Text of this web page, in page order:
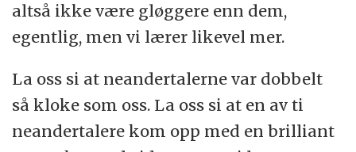
altså ikke være gløggere enn dem,
egentlig, men vi lærer likevel mer.
La oss si at neandertalerne var dobbelt
så kloke som oss. La oss si at en av ti
neandertalere kom opp med en brilliant